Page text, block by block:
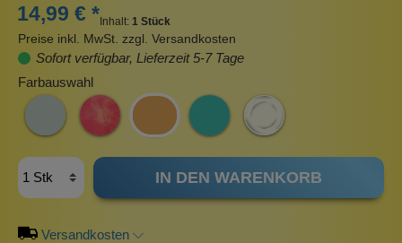
14,99 € *Inhalt: 1 Stück
Preise inkl. MwSt. zzgl. Versandkosten
Sofort verfügbar, Lieferzeit 5-7 Tage
Farbauswahl
IN DEN WARENKORB
Versandkosten